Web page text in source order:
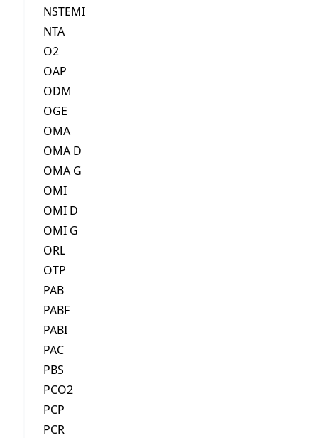
NSTEMI
NTA
O2
OAP
ODM
OGE
OMA
OMA D
OMA G
OMI
OMI D
OMI G
ORL
OTP
PAB
PABF
PABI
PAC
PBS
PCO2
PCP
PCR